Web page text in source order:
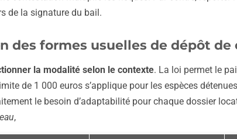
de la signature du bail.
des formes usuelles de dépôt de
la modalité selon le contexte. La loi permet le
de 1 000 euros s’applique pour les espèces
le besoin d’adaptabilité pour chaque dossier
,